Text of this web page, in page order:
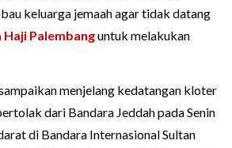
keluarga jemaah agar tidak datang
Haji Palembanguntuk melakukan
menjelang kedatangan kloter
dari Bandara Jeddah pada Senin
di Bandara Internasional Sultan